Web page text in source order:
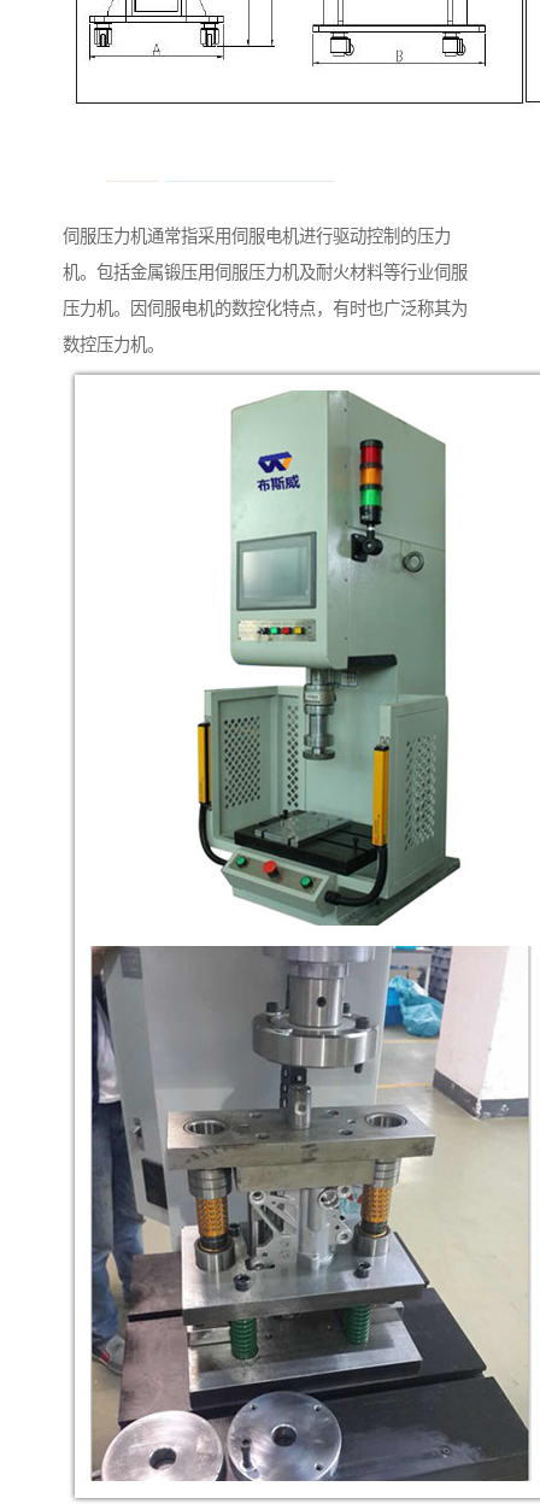
伺服压力机通常指采用伺服电机进行驱动控制的压力
机。包括金属锻压用伺服压力机及耐火材料等行业伺服
压力机。因伺服电机的数控化特点，有时也广泛称其为
数控压力机。